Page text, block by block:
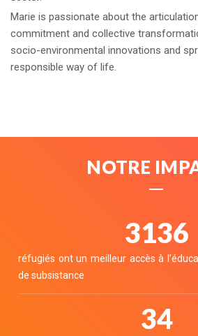
Marie is passionate about the
commitment and collective
socio-environmental innovations and
responsible way of life.
NOTRE
3462
réfugiés ont un meilleur accès à
de subsistance
38